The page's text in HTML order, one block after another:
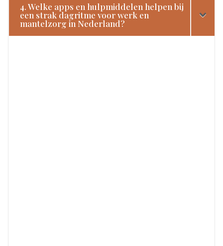
4. Welke apps en hulpmiddelen helpen bij
een strak dagritme voor werk en
mantelzorg in Nederland?